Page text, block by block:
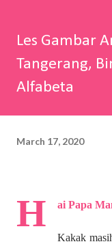
Les Gambar
Tangerang,
Alfabeta
March 17, 2020
H ai Papa
Kakak